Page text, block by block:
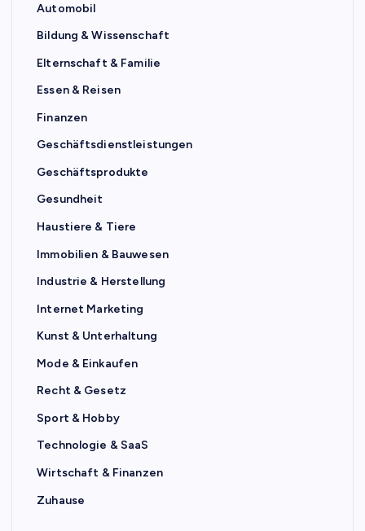
Automobil
Bildung & Wissenschaft
Elternschaft & Familie
Essen & Reisen
Finanzen
Geschäftsdienstleistungen
Geschäftsprodukte
Gesundheit
Haustiere & Tiere
Immobilien & Bauwesen
Industrie & Herstellung
Internet Marketing
Kunst & Unterhaltung
Mode & Einkaufen
Recht & Gesetz
Sport & Hobby
Technologie & SaaS
Wirtschaft & Finanzen
Zuhause